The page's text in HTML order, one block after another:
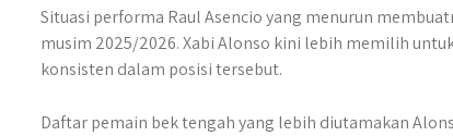
Situasi performa Raul Asencio yang menurun
musim 2025/2026. Xabi Alonso kini lebih memilih
konsisten dalam posisi tersebut.
Daftar pemain bek tengah yang lebih diutamakan